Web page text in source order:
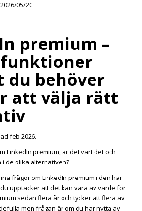
05/20
premium –
du behöver
att välja rätt
feb 2026.
LinkedIn premium, är det värt det och
i de olika alternativen?
frågor om LinkedIn premium i den här
upptäcker att det kan vara av värde för
sedan flera år och tycker att flera av
men frågan är om du har nytta av